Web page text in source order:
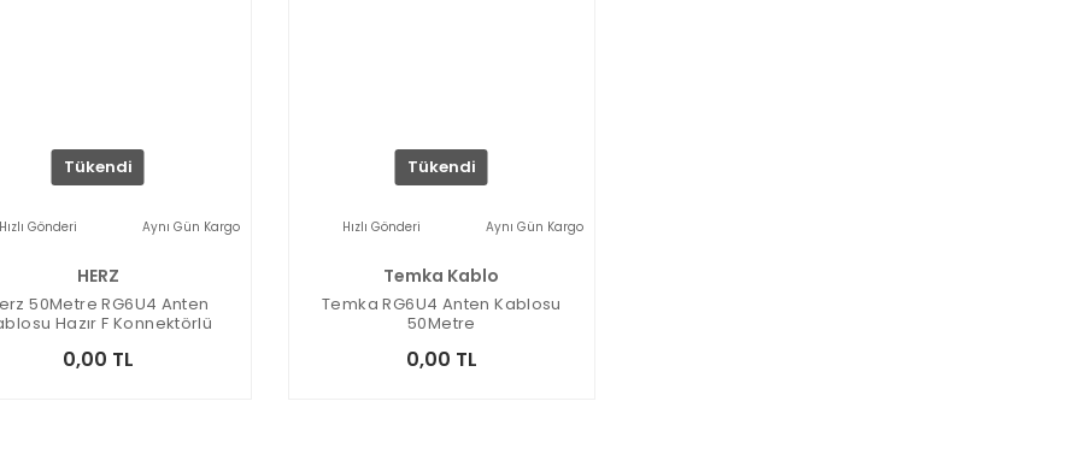
Tükendi
Hızlı Gönderi Aynı Gün Kargo
HERZ
50Metre RG6U4 Anten
Hazır F Konnektörlü
0,00 TL
Tükendi
Hızlı Gönderi Aynı Gün Kargo
Temka Kablo
Temka RG6U4 Anten Kablosu
50Metre
0,00 TL